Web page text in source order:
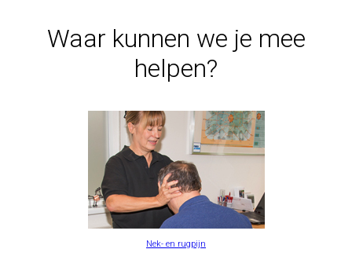
Waar kunnen we je mee
helpen?
Nek- en rugpijn